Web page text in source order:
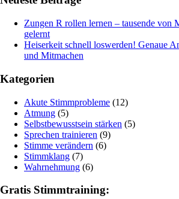
Zungen R rollen lernen – tausende von
gelernt
Heiserkeit schnell loswerden! Genaue
und Mitmachen
Kategorien
Akute Stimmprobleme (12)
Atmung (5)
Selbstbewusstsein stärken (5)
Sprechen trainieren (9)
Stimme verändern (6)
Stimmklang (7)
Wahrnehmung (6)
Gratis Stimmtraining: